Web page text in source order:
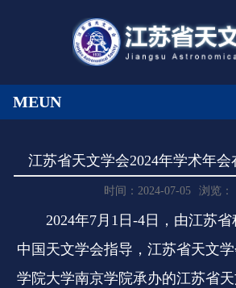
MEUN
江苏省天文学会2024年学术年
时间：2024-07-05 浏览：
2024年7月1日-4日，由江苏省
中国天文学会指导，江苏省天文
学院大学南京学院承办的江苏省